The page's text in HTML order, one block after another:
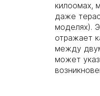
килоомах,
даже
моделях).
отражает
между
может